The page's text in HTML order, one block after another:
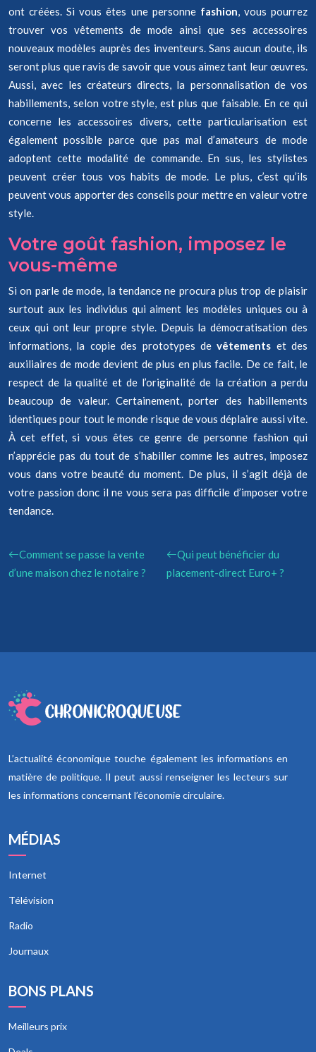
ont créées. Si vous êtes une personne fashion, vous pourrez
trouver vos vêtements de mode ainsi que ses accessoires
nouveaux modèles auprès des inventeurs. Sans aucun doute, ils
seront plus que ravis de savoir que vous aimez tant leur œuvres.
Aussi, avec les créateurs directs, la personnalisation de vos
habillements, selon votre style, est plus que faisable. En ce qui
concerne les accessoires divers, cette particularisation est
également possible parce que pas mal d’amateurs de mode
adoptent cette modalité de commande. En sus, les stylistes
peuvent créer tous vos habits de mode. Le plus, c’est qu’ils
peuvent vous apporter des conseils pour mettre en valeur votre
style.
Votre goût fashion, imposez le
vous-même
Si on parle de mode, la tendance ne procura plus trop de plaisir
surtout aux les individus qui aiment les modèles uniques ou à
ceux qui ont leur propre style. Depuis la démocratisation des
informations, la copie des prototypes devêtements et des
auxiliaires de mode devient de plus en plus facile. De ce fait, le
respect de la qualité et de l’originalité de la création a perdu
beaucoup de valeur. Certainement, porter des habillements
identiques pour tout le monde risque de vous déplaire aussi vite.
À cet effet, si vous êtes ce genre de personne fashion qui
n’apprécie pas du tout de s’habiller comme les autres, imposez
vous dans votre beauté du moment. De plus, il s’agit déjà de
votre passion donc il ne vous sera pas difficile d’imposer votre
tendance.
Comment se passe la vente
d’une maison chez le notaire ?
Qui peut bénéficier du
placement-direct Euro+ ?
L’actualité économique touche également les informations en
matière de politique. Il peut aussi renseigner les lecteurs sur
les informations concernant l’économie circulaire.
MÉDIAS
Internet
Télévision
Radio
Journaux
BONS PLANS
Meilleurs prix